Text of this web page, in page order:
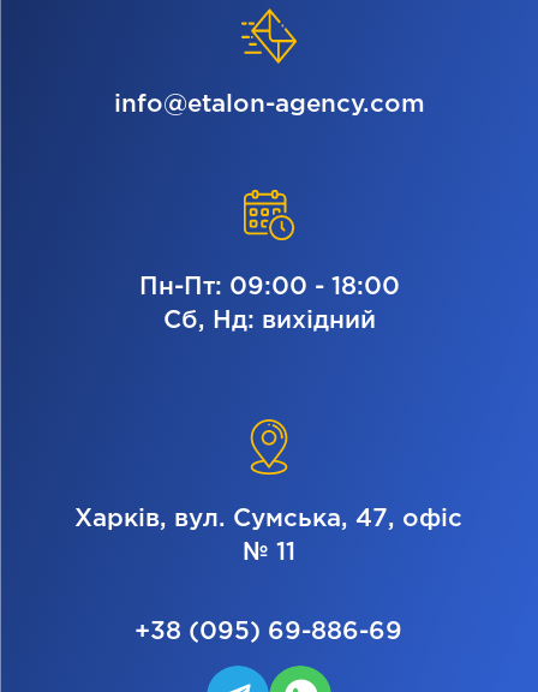
info@etalon-agency.com
Пн-Пт: 09:00 - 18:00
Сб, Нд: вихідний
Харків, вул. Сумська, 47, офіс
№ 11
+38 (095) 69-886-69